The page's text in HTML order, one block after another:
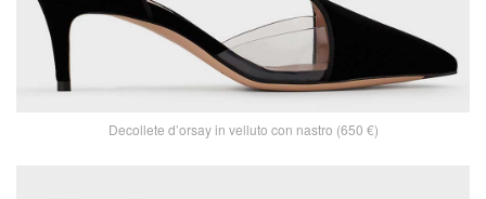
Decollete d’orsay in velluto con nastro (650 €)